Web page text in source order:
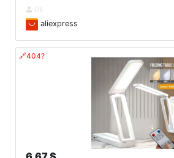
DE
aliexpress
🔗404?